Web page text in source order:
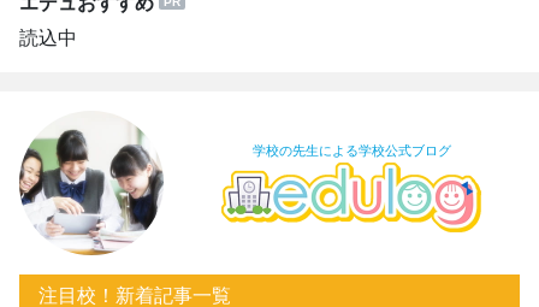
読込中
学校の先生による学校公式ブログ
注目校！新着記事一覧